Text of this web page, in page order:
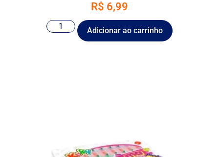
R$ 6,99
Adicionar ao carrinho